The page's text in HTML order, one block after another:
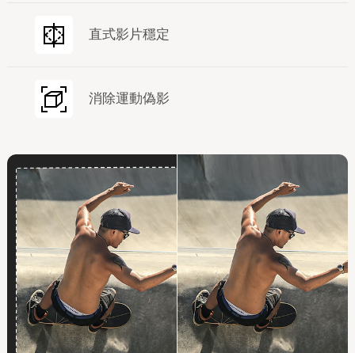
保留影片原畫品質並最佳化
透過 GPU 加速
直式影片穩定
消除運動偽影